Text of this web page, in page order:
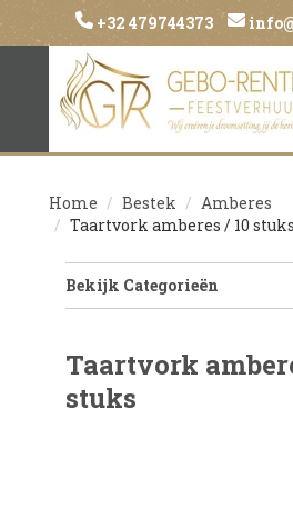
+32 479744373
Home Bestek
Amberes
Taartvork amberes / 10 stuks
Bekijk Categorieën
Taartvork
stuks